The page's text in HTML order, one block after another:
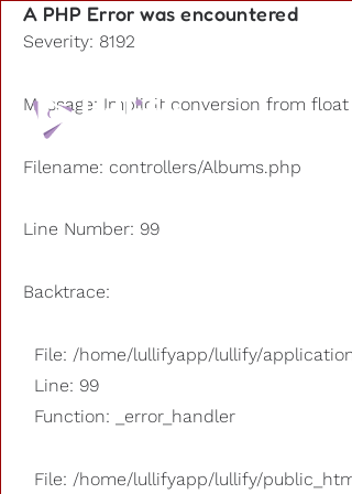
A PHP Error was encountered
Severity: 8192
Message: Implicit conversion from
Filename: controllers/Albums.php
Line Number: 99
Backtrace:
File: /home/lullifyapp/lullify/
Line: 99
Function: _error_handler
File: /home/lullifyapp/lullify/